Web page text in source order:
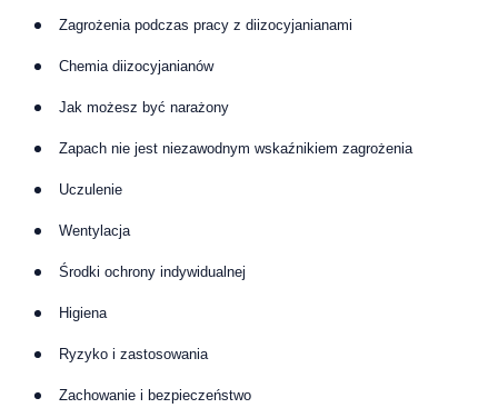
Zagrożenia podczas pracy z diizocyjanianami
Chemia diizocyjanianów
Jak możesz być narażony
Zapach nie jest niezawodnym wskaźnikiem zagrożenia
Uczulenie
Wentylacja
Środki ochrony indywidualnej
Higiena
Ryzyko i zastosowania
Zachowanie i bezpieczeństwo